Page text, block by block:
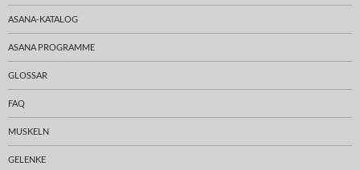
ASANA-KATALOG
ASANA PROGRAMME
GLOSSAR
FAQ
MUSKELN
GELENKE